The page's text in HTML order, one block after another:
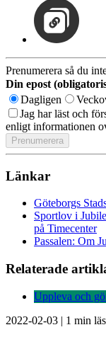
Prenumerera så du
Din epost
Dagligen
Jag har läst och
enligt informationen
Länkar
Göteborgs
Sportlov i
på Timecenter
Passalen: Om
Relaterade
Uppleva och
2022-02-03 | 1 min